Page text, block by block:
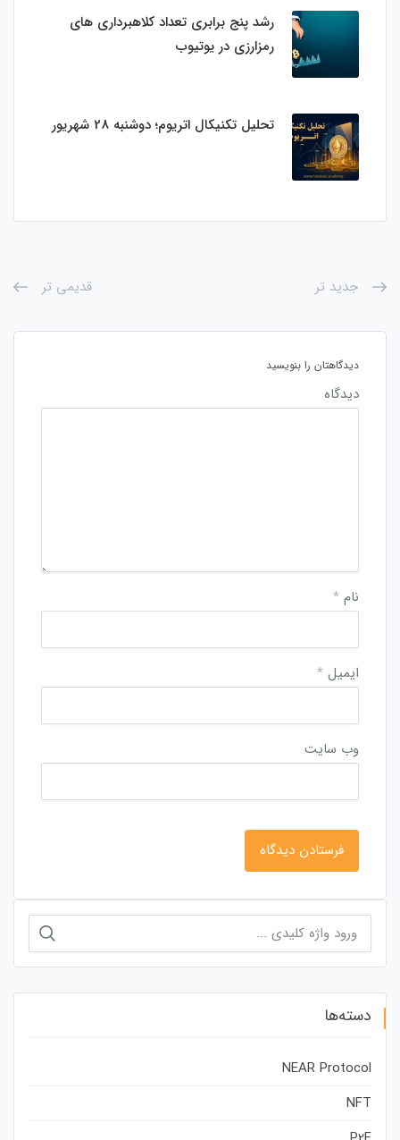
رشد پنج برابری تعداد کلاهبرداری های
رمزارزی در یوتیوب
تحلیل تکنیکال اتریوم؛ دوشنبه 28 شهریور
جدید تر قدیمی تر
دیدگاهتان را بنویسید
دیدگاه
نام *
ایمیل *
وب‌ سایت
برای:
دسته‌ها
NEAR Protocol
NFT